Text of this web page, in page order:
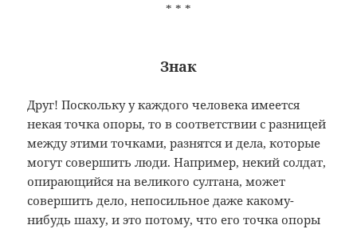
* * *
Знак
Друг! Поскольку у каждого человека имеется
некая точка опоры, то в соответствии с разницей
между этими точками, разнятся и дела, которые
могут совершить люди. Например, некий солдат,
опирающийся на великого султана, может
совершить дело, непосильное даже какому-
нибудь шаху, и это потому, что его точка опоры